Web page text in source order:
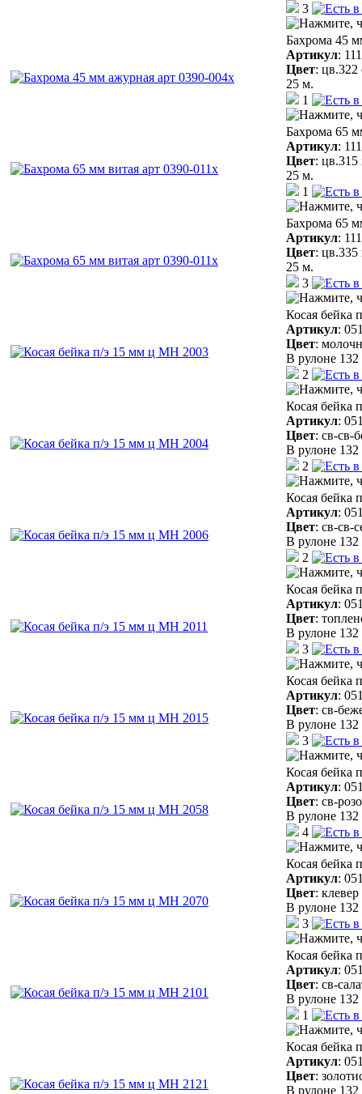
3
Бахрома 45
Артикул:
Цвет: цв.322
25 м.
1
Бахрома 65
Артикул:
Цвет: цв.315
25 м.
1
Бахрома 65
Артикул:
Цвет: цв.335
25 м.
3
Косая бейка
Артикул:
Цвет:
В рулоне
2
Косая бейка
Артикул:
Цвет: св-св-
В рулоне
2
Косая бейка
Артикул:
Цвет: св-св-
В рулоне
2
Косая бейка
Артикул:
Цвет:
В рулоне
3
Косая бейка
Артикул:
Цвет: св-
В рулоне
3
Косая бейка
Артикул:
Цвет: св-
В рулоне
4
Косая бейка
Артикул:
Цвет: клевер
В рулоне
3
Косая бейка
Артикул:
Цвет: св-
В рулоне
1
Косая бейка
Артикул:
Цвет:
В рулоне